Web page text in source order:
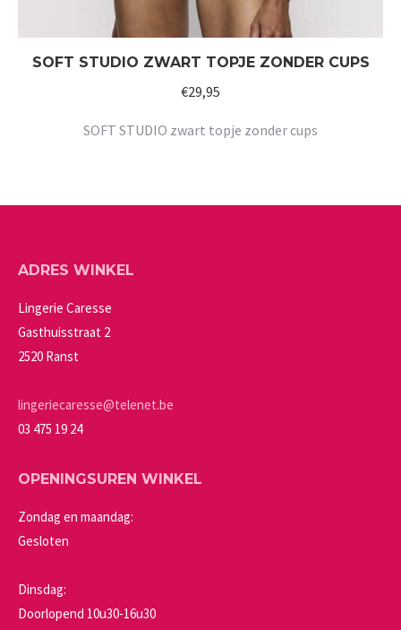
SOFT STUDIO ZWART TOPJE ZONDER CUPS
€29,95
SOFT STUDIO zwart topje zonder cups
ADRES WINKEL
Lingerie Caresse
Gasthuisstraat 2
2520 Ranst
lingeriecaresse@telenet.be
03 475 19 24
OPENINGSUREN WINKEL
Zondag en maandag:
Gesloten
Dinsdag:
Doorlopend 10u30-16u30